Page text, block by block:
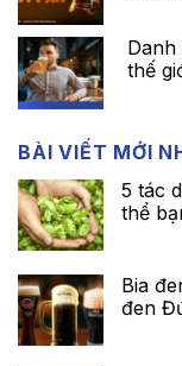
Danh
thế
BÀI VIẾT MỚI
5 tác
thể
Bia
đen